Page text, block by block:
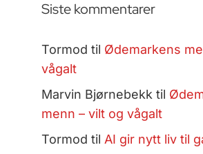
Siste kommentarer
Tormod til Ødemarkens
vågalt
Marvin Bjørnebekk til
menn – vilt og vågalt
Tormod til AI gir nytt liv til